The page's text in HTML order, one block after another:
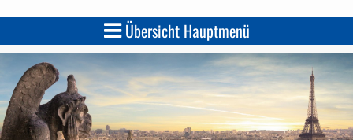
Übersicht Hauptmenü